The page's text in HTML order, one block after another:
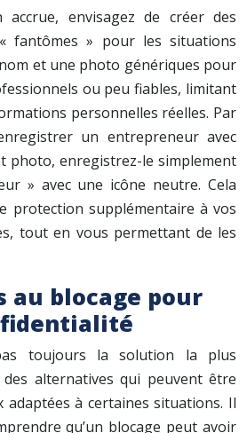
accrue, envisagez de créer des
fantômes » pour les situations
et une photo génériques pour
ou peu fiables, limitant
personnelles réelles. Par
un entrepreneur avec
photo, enregistrez-le simplement
» avec une icône neutre. Cela
protection supplémentaire à vos
tout en vous permettant de les
blocage pour
toujours la solution la plus
alternatives qui peuvent être
adaptées à certaines situations. Il
qu’un blocage peut avoir